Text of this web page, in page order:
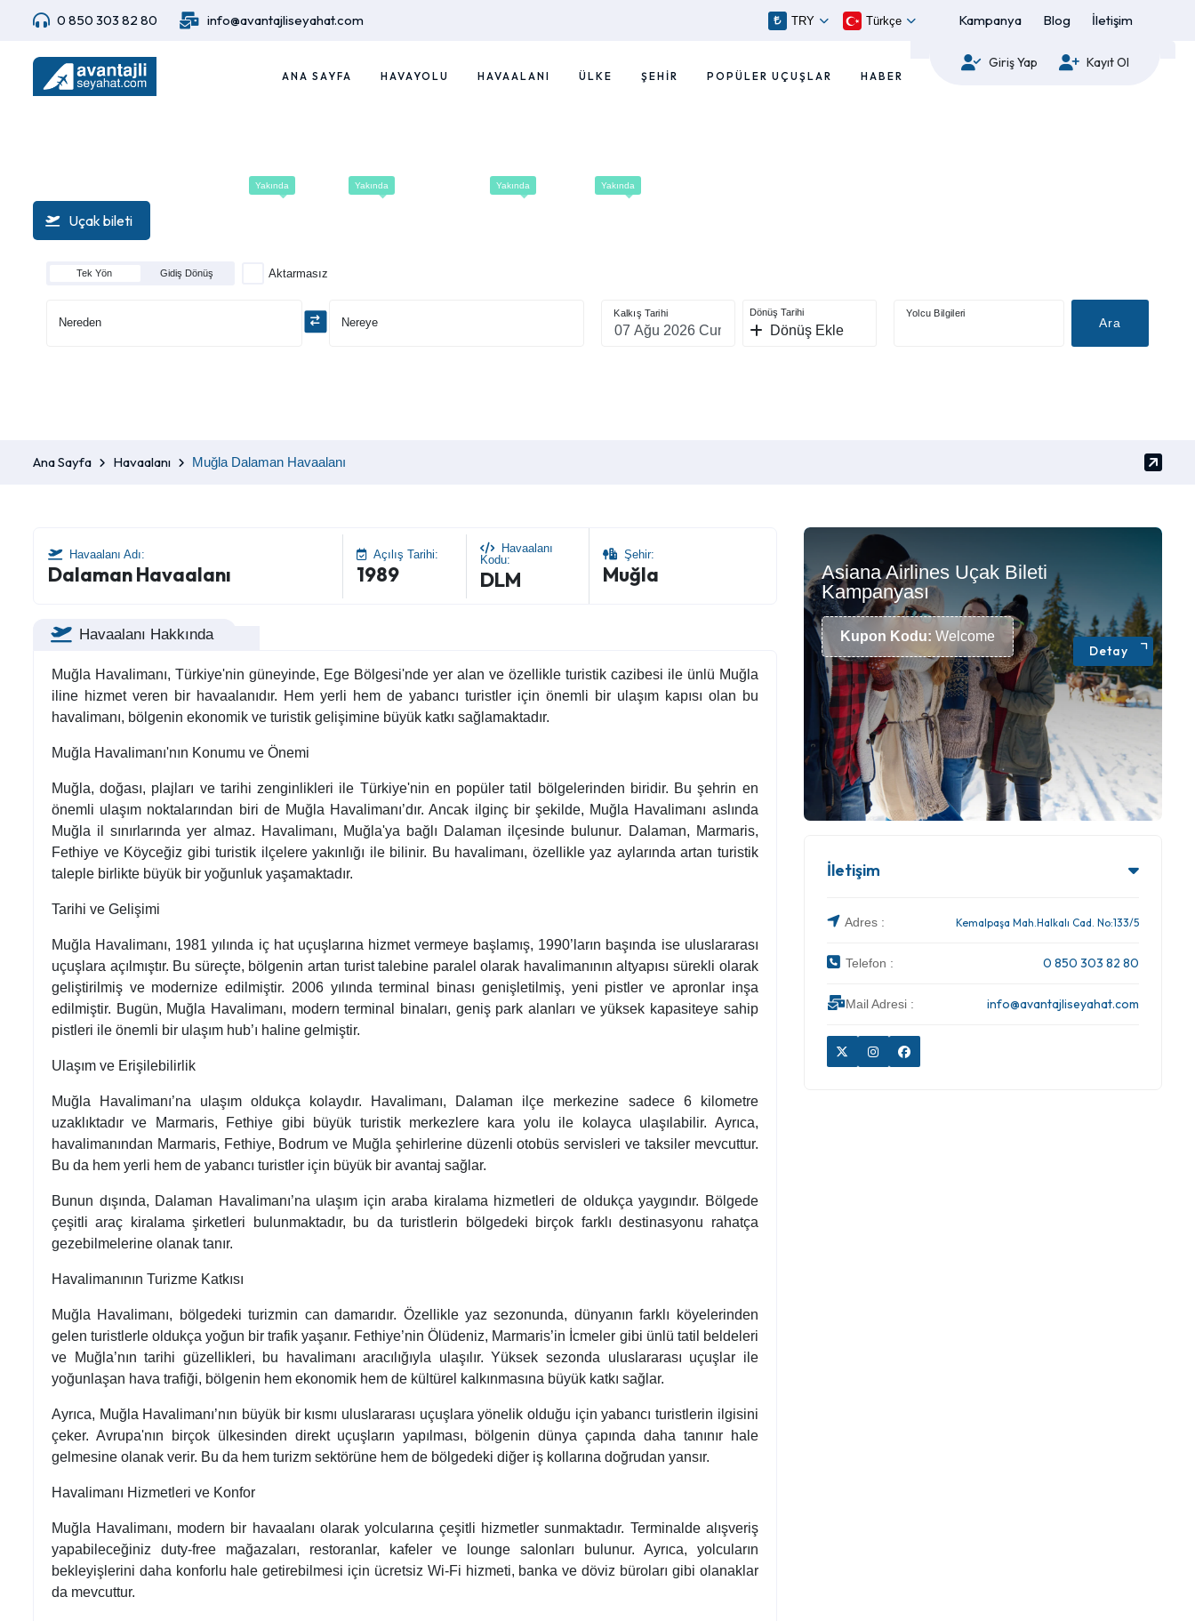
0 850 303 82 80 info@avantajliseyahat.com TRY Türkçe Kampanya Blog İletişim
ANA SAYFA HAVAYOLU HAVAALANI ÜLKE ŞEHIR POPÜLER UÇUŞLAR HABER
Giriş Yap Kayıt Ol
Uçak bileti
Yakında Yakında Yakında Yakında
Tek Yön Gidiş Dönüş Aktarmasız
Nereden Nereye
Kalkış Tarihi Dönüş Tarihi
Dönüş Ekle
Yolcu Bilgileri
Ara
Ana Sayfa Havaalanı Muğla Dalaman Havaalanı
Havaalanı Adı:
Dalaman Havaalanı
Açılış Tarihi:
1989
Havaalanı
Kodu:
DLM
Şehir:
Muğla
Havaalanı Hakkında
Muğla Havalimanı, Türkiye'nin güneyinde, Ege Bölgesi'nde yer alan ve özellikle turistik cazibesi ile ünlü Muğla
iline hizmet veren bir havaalanıdır. Hem yerli hem de yabancı turistler için önemli bir ulaşım kapısı olan bu
havalimanı, bölgenin ekonomik ve turistik gelişimine büyük katkı sağlamaktadır.
Muğla Havalimanı'nın Konumu ve Önemi
Muğla, doğası, plajları ve tarihi zenginlikleri ile Türkiye'nin en popüler tatil bölgelerinden biridir. Bu şehrin en
önemli ulaşım noktalarından biri de Muğla Havalimanı’dır. Ancak ilginç bir şekilde, Muğla Havalimanı aslında
Muğla il sınırlarında yer almaz. Havalimanı, Muğla'ya bağlı Dalaman ilçesinde bulunur. Dalaman, Marmaris,
Fethiye ve Köyceğiz gibi turistik ilçelere yakınlığı ile bilinir. Bu havalimanı, özellikle yaz aylarında artan turistik
taleple birlikte büyük bir yoğunluk yaşamaktadır.
Tarihi ve Gelişimi
Muğla Havalimanı, 1981 yılında iç hat uçuşlarına hizmet vermeye başlamış, 1990’ların başında ise uluslararası
uçuşlara açılmıştır. Bu süreçte, bölgenin artan turist talebine paralel olarak havalimanının altyapısı sürekli olarak
geliştirilmiş ve modernize edilmiştir. 2006 yılında terminal binası genişletilmiş, yeni pistler ve apronlar inşa
edilmiştir. Bugün, Muğla Havalimanı, modern terminal binaları, geniş park alanları ve yüksek kapasiteye sahip
pistleri ile önemli bir ulaşım hub’ı haline gelmiştir.
Ulaşım ve Erişilebilirlik
Muğla Havalimanı’na ulaşım oldukça kolaydır. Havalimanı, Dalaman ilçe merkezine sadece 6 kilometre
uzaklıktadır ve Marmaris, Fethiye gibi büyük turistik merkezlere kara yolu ile kolayca ulaşılabilir. Ayrıca,
havalimanından Marmaris, Fethiye, Bodrum ve Muğla şehirlerine düzenli otobüs servisleri ve taksiler mevcuttur.
Bu da hem yerli hem de yabancı turistler için büyük bir avantaj sağlar.
Bunun dışında, Dalaman Havalimanı’na ulaşım için araba kiralama hizmetleri de oldukça yaygındır. Bölgede
çeşitli araç kiralama şirketleri bulunmaktadır, bu da turistlerin bölgedeki birçok farklı destinasyonu rahatça
gezebilmelerine olanak tanır.
Havalimanının Turizme Katkısı
Muğla Havalimanı, bölgedeki turizmin can damarıdır. Özellikle yaz sezonunda, dünyanın farklı köyelerinden
gelen turistlerle oldukça yoğun bir trafik yaşanır. Fethiye’nin Ölüdeniz, Marmaris’in İcmeler gibi ünlü tatil beldeleri
ve Muğla’nın tarihi güzellikleri, bu havalimanı aracılığıyla ulaşılır. Yüksek sezonda uluslararası uçuşlar ile
yoğunlaşan hava trafiği, bölgenin hem ekonomik hem de kültürel kalkınmasına büyük katkı sağlar.
Ayrıca, Muğla Havalimanı’nın büyük bir kısmı uluslararası uçuşlara yönelik olduğu için yabancı turistlerin ilgisini
çeker. Avrupa'nın birçok ülkesinden direkt uçuşların yapılması, bölgenin dünya çapında daha tanınır hale
gelmesine olanak verir. Bu da hem turizm sektörüne hem de bölgedeki diğer iş kollarına doğrudan yansır.
Havalimanı Hizmetleri ve Konfor
Muğla Havalimanı, modern bir havaalanı olarak yolcularına çeşitli hizmetler sunmaktadır. Terminalde alışveriş
yapabileceğiniz duty-free mağazaları, restoranlar, kafeler ve lounge salonları bulunur. Ayrıca, yolcuların
bekleyişlerini daha konforlu hale getirebilmesi için ücretsiz Wi-Fi hizmeti, banka ve döviz büroları gibi olanaklar
da mevcuttur.
Asiana Airlines Uçak Bileti
Kampanyası
Kupon Kodu: Welcome
Detay
İletişim
Adres : Kemalpaşa Mah.Halkalı Cad. No:133/5
Telefon : 0 850 303 82 80
Mail Adresi : info@avantajliseyahat.com